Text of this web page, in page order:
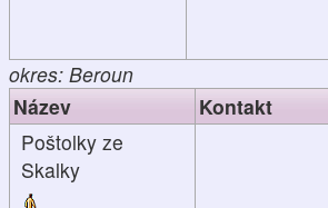
okres: Beroun
Název
Kontakt
Poštolky ze
Skalky